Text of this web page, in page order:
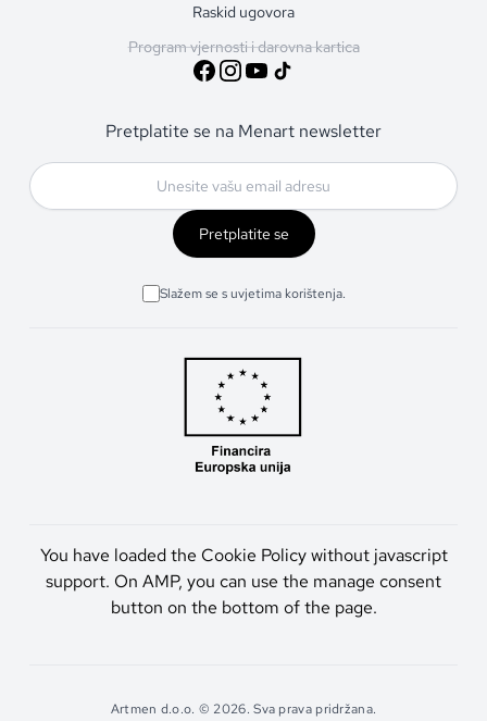
Raskid ugovora
Program vjernosti i darovna kartica
Pretplatite se na Menart newsletter
Pretplatite se
Slažem se s uvjetima korištenja.
You have loaded the Cookie Policy without javascript
support. On AMP, you can use the manage consent
button on the bottom of the page.
Artmen d.o.o. © 2026. Sva prava pridržana.